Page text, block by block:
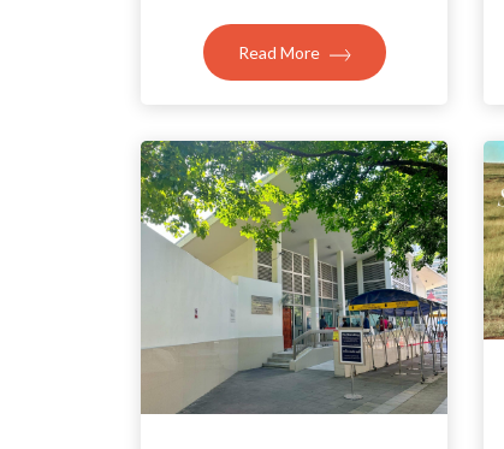
Read More